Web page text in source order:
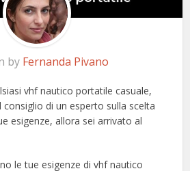
by Fernanda Pivano
vhf nautico portatile casuale,
di un esperto sulla scelta
esigenze, allora sei arrivato al
le tue esigenze di vhf nautico